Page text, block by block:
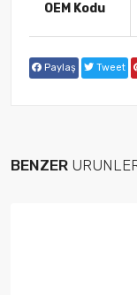
OEM Kodu
Paylaş Tweet
BENZER